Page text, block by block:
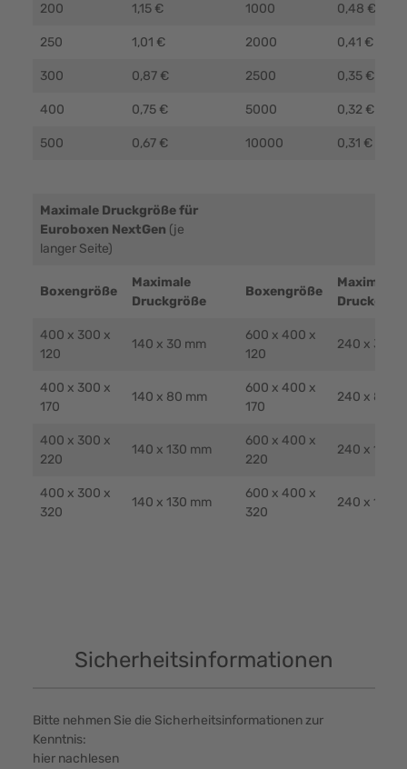
200 1,15 € 1000 0,48 €
250 1,01 € 2000 0,41 €
300 0,87 € 2500 0,35 €
400 0,75 € 5000 0,32 €
500 0,67 € 10000 0,31 €
Maximale Druckgröße für
Euroboxen NextGen (je
langer Seite)
Boxengröße
Maximale
Druckgröße
Boxengröße
Maximale
400 x 300 x
120
140 x 30 mm
600 x 400 x
120
240 x 30
400 x 300 x
170
140 x 80 mm
600 x 400 x
170
240 x 80
400 x 300 x
220
140 x 130 mm
600 x 400 x
220
240 x 130
400 x 300 x
320
140 x 130 mm
600 x 400 x
320
240 x 130
Sicherheitsinformationen
Bitte nehmen Sie die Sicherheitsinformationen zur
Kenntnis:
hier nachlesen